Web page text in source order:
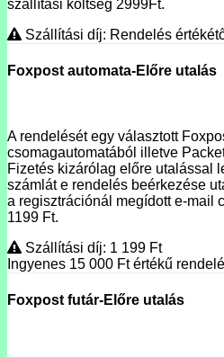
szállítási költség 2999Ft.
Szállítási díj: Rendelés
Foxpost automata-Előre utalás
A rendelését egy választott
csomagautomatából illetve
Fizetés kizárólag előre utalással
számlát e rendelés beérkezése
a regisztrációnál megídott e-mail
1199 Ft.
Szállítási díj: 1 199 Ft
Ingyenes 15 000 Ftértékű
Foxpost futár-Előre utalás